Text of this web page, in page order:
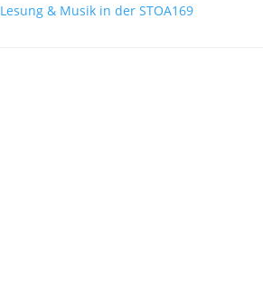
& Musik in der STOA169